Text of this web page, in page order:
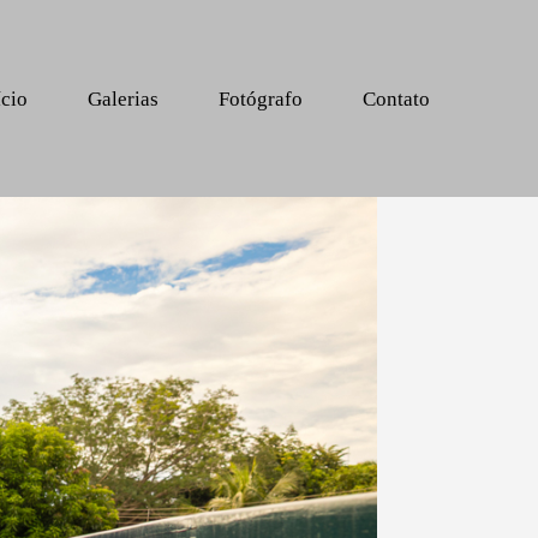
Galerias Fotógrafo Contato